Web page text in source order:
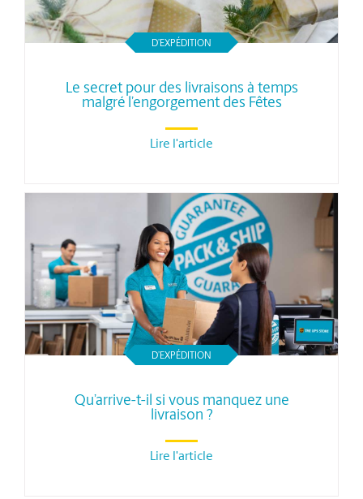
D’EXPÉDITION
Le secret pour des livraisons à temps
malgré l’engorgement des Fêtes
Lire l'article
D’EXPÉDITION
Qu’arrive-t-il si vous manquez une
livraison ?
Lire l'article